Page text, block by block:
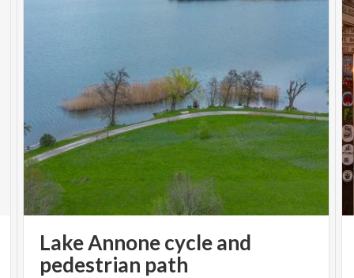
Lake Annone cycle and
pedestrian path